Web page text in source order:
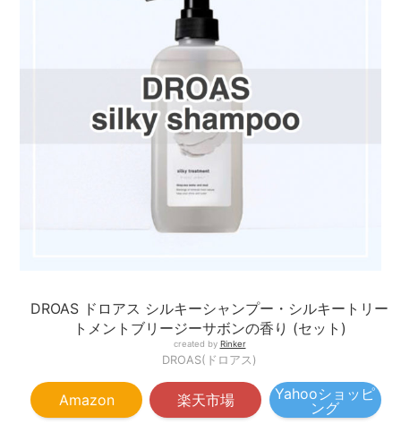
DROAS ドロアス シルキーシャンプー・シルキートリー
トメントブリージーサボンの香り (セット)
created by Rinker
DROAS(ドロアス)
Amazon 楽天市場
Yahooショッピ
ング